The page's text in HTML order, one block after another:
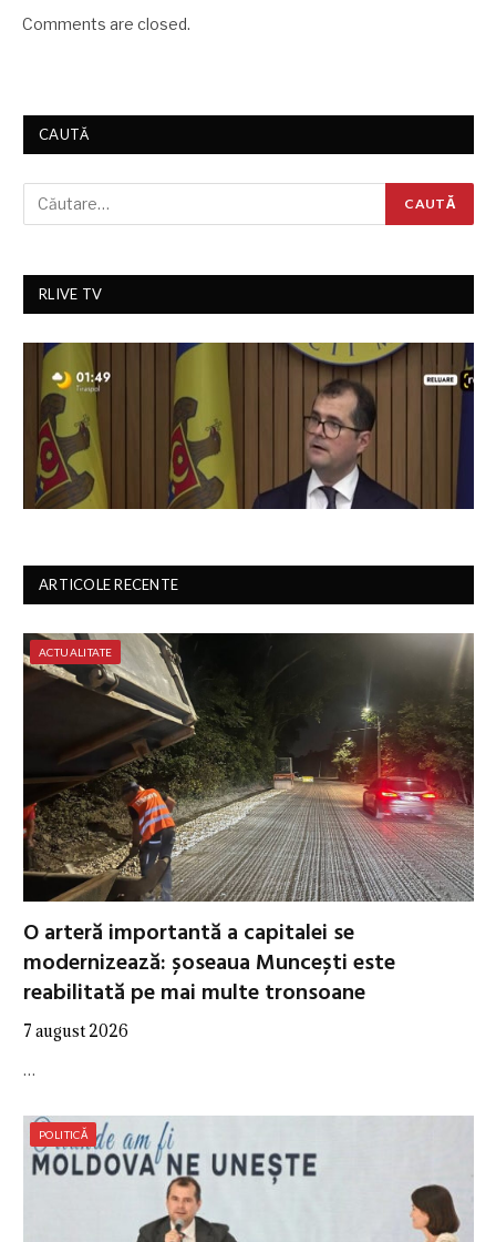
Comments are closed.
CAUTĂ
RLIVE TV
ARTICOLE RECENTE
ACTUALITATE
O arteră importantă a capitalei se
modernizează: șoseaua Muncești este
reabilitată pe mai multe tronsoane
7 august 2026
…
POLITICĂ